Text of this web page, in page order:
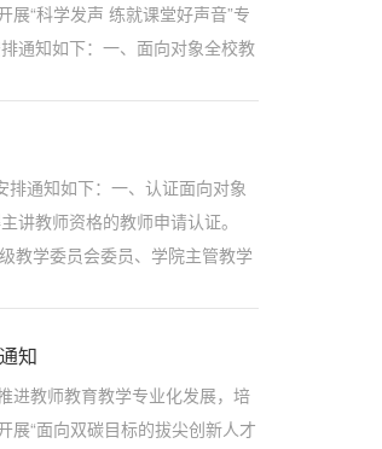
“科学发声 练就课堂好声音”专
通知如下：一、面向对象全校教
通知如下：一、认证面向对象
讲教师资格的教师申请认证。
教学委员会委员、学院主管教学
知
进教师教育教学专业化发展，培
展“面向双碳目标的拔尖创新人才